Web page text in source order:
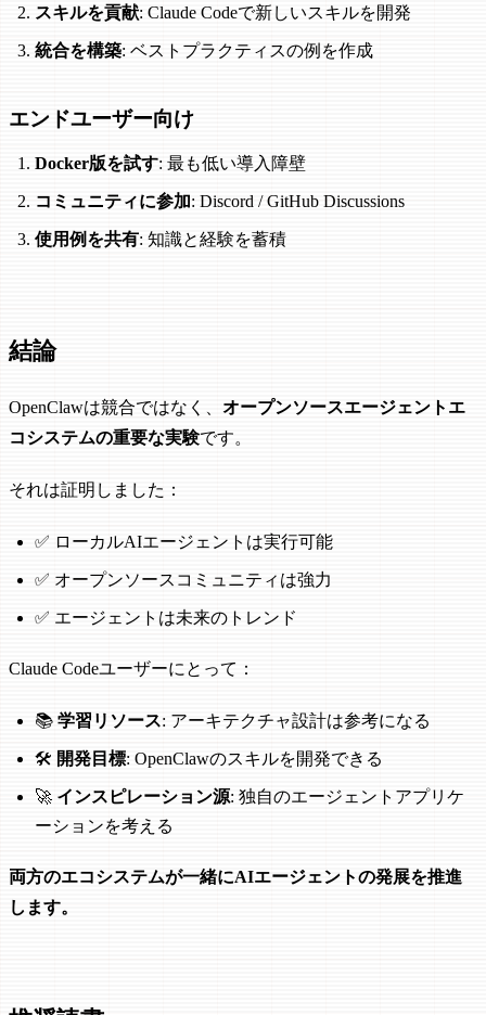
スキルを貢献: Claude Codeで新しいスキルを開発
統合を構築: ベストプラクティスの例を作成
エンドユーザー向け
Docker版を試す: 最も低い導入障壁
コミュニティに参加: Discord / GitHub Discussions
使用例を共有: 知識と経験を蓄積
結論
OpenClawは競合ではなく、 オープンソースエージェントエ
コシステムの重要な実験です。
それは証明しました：
✅ ローカルAIエージェントは実行可能
✅ オープンソースコミュニティは強力
✅ エージェントは未来のトレンド
Claude Codeユーザーにとって：
📚 学習リソース: アーキテクチャ設計は参考になる
🛠️ 開発目標: OpenClawのスキルを開発できる
🚀 インスピレーション源: 独自のエージェントアプリケ
ーションを考える
両方のエコシステムが一緒にAIエージェントの発展を推進
します。